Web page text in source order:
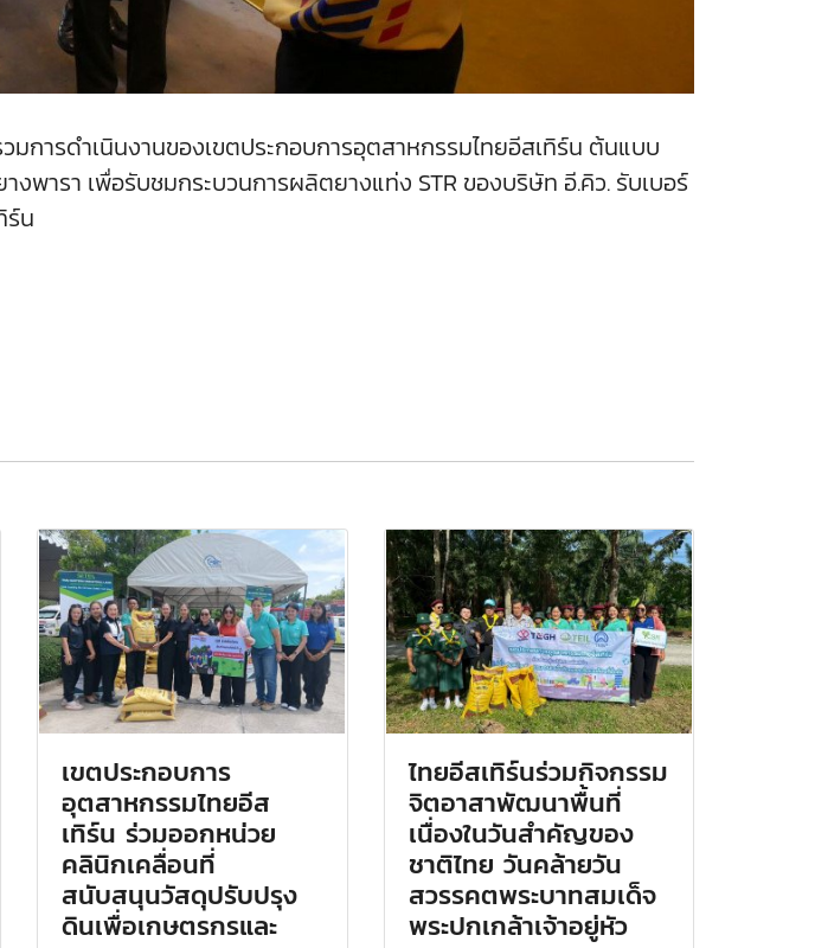
การดำเนินงานของเขตประกอบการอุตสาหกรรมไทยอีสเทิร์น ต้นแบบ
พารา เพื่อรับชมกระบวนการผลิตยางแท่ง STR ของบริษัท อี.คิว. รับเบอร์
ร์น
เขตประกอบการ
อุตสาหกรรมไทยอีส
เทิร์น ร่วมออกหน่วย
คลินิกเคลื่อนที่
สนับสนุนวัสดุปรับปรุง
ดินเพื่อเกษตรกรและ
ไทยอีสเทิร์นร่วมกิจกรรม
จิตอาสาพัฒนาพื้นที่
เนื่องในวันสำคัญของ
ชาติไทย วันคล้ายวัน
สวรรคตพระบาทสมเด็จ
พระปกเกล้าเจ้าอยู่หัว